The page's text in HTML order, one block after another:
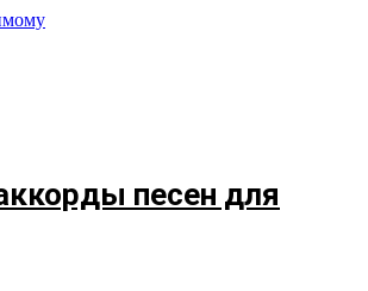
песен для